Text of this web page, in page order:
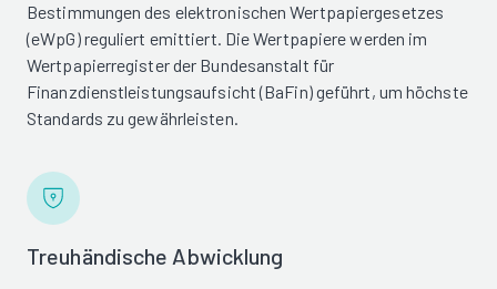
Bestimmungen des elektronischen Wertpapiergesetzes
(eWpG) reguliert emittiert. Die Wertpapiere werden im
Wertpapierregister der Bundesanstalt für
Finanzdienstleistungsaufsicht (BaFin) geführt, um höchste
Standards zu gewährleisten.
Treuhändische Abwicklung